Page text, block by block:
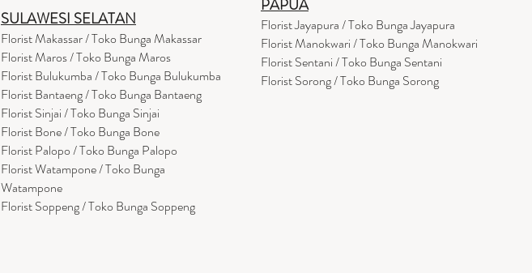
SULAWESI SELATAN
Florist Makassar / Toko Bunga Makassar
Florist Maros / Toko Bunga Maros
Florist Bulukumba / Toko Bunga Bulukumba
Florist Bantaeng / Toko Bunga Bantaeng
Florist Sinjai / Toko Bunga Sinjai
Florist Bone / Toko Bunga Bone
Florist Palopo / Toko Bunga Palopo
Florist Watampone / Toko Bunga
Watampone
Florist Soppeng / Toko Bunga Soppeng
PAPUA
Florist Jayapura / Toko Bunga Jayapura
Florist Manokwari / Toko Bunga Manokwari
Florist Sentani / Toko Bunga Sentani
Florist Sorong / Toko Bunga Sorong